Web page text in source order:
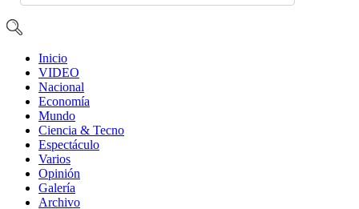
Inicio
VIDEO
Nacional
Economía
Mundo
Ciencia & Tecno
Espectáculo
Varios
Opinión
Galería
Archivo